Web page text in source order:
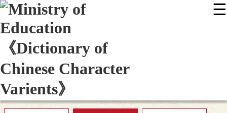
☰
Display Mode
Sitemap